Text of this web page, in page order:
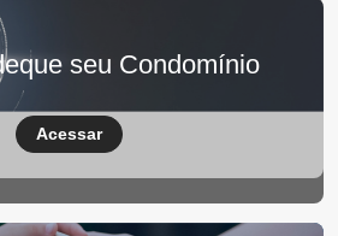
seu Condomínio
Acessar